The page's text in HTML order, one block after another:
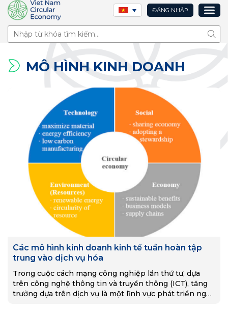
ĐĂNG NHẬP
Tìm
MÔ HÌNH KINH DOANH
Các mô hình kinh doanh kinh tế tuần hoàn tập
trung vào dịch vụ hóa
Trong cuộc cách mạng công nghiệp lần thứ tư, dựa
trên công nghệ thông tin và truyền thông (ICT), tăng
trưởng dựa trên dịch vụ là một lĩnh vực phát triển ngày